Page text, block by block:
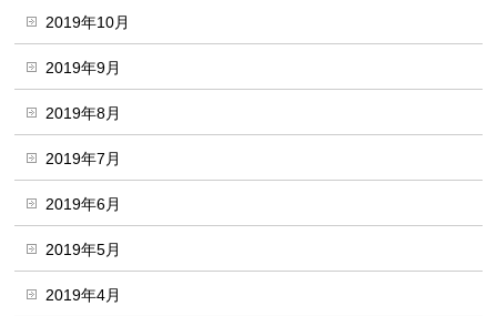
2019年10月
2019年9月
2019年8月
2019年7月
2019年6月
2019年5月
2019年4月